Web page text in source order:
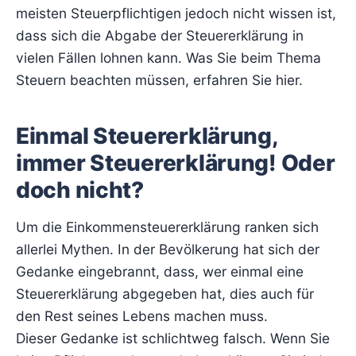
meisten Steuerpflichtigen jedoch nicht wissen ist,
dass sich die Abgabe der Steuererklärung in
vielen Fällen lohnen kann. Was Sie beim Thema
Steuern beachten müssen, erfahren Sie hier.
Einmal Steuererklärung,
immer Steuererklärung! Oder
doch nicht?
Um die Einkommensteuererklärung ranken sich
allerlei Mythen. In der Bevölkerung hat sich der
Gedanke eingebrannt, dass, wer einmal eine
Steuererklärung abgegeben hat, dies auch für
den Rest seines Lebens machen muss.
Dieser Gedanke ist schlichtweg falsch. Wenn Sie